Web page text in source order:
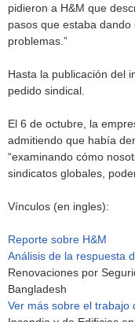
pidieron a H&M que
pasos que estaba
problemas.”
Hasta la publicación del
pedido sindical.
El 6 de octubre, la
admitiendo que había
“examinando cómo
sindicatos globales,
Vínculos (en ingles):
Reporte sobre H&M
Análisis de la respuesta
Renovaciones por
Bangladesh
Ver más sobre el trabajo